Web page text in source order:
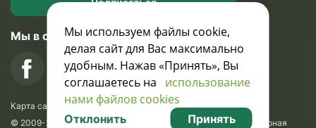
Мы в социальных сетях
Карта сайта
© 2009-2026 Krasavik.by. Сувениры оптом. Рекламно-сувенирная
Мы используем файлы cookie,
делая сайт для Вас максимально
удобным. Нажав «Принять», Вы
соглашаетесь на использование
нами файлов cookies
Отклонить Принять